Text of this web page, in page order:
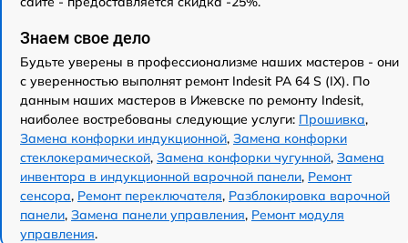
Знаем свое дело
Будьте уверены в профессионализме наших мастеров - они
с уверенностью выполнят ремонт Indesit PA 64 S (IX). По
данным наших мастеров в Ижевске по ремонту Indesit,
наиболее востребованы следующие услуги: Прошивка,
Замена конфорки индукционной, Замена конфорки
стеклокерамической, Замена конфорки чугунной, Замена
инвентора в индукционной варочной панели, Ремонт
сенсора, Ремонт переключателя, Разблокировка варочной
панели, Замена панели управления, Ремонт модуля
управления.